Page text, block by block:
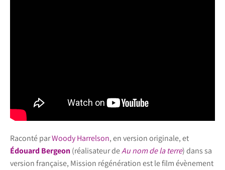
Raconté parWoody Harrelson, en version originale, et
Édouard Bergeon (réalisateur deAu nom de la terre) dans sa
version française, Mission régénération est le film évènement